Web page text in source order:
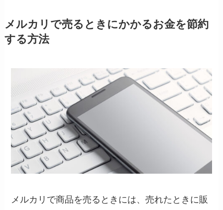
メルカリで売るときにかかるお金を節約
する方法
メルカリで商品を売るときには、売れたときに販